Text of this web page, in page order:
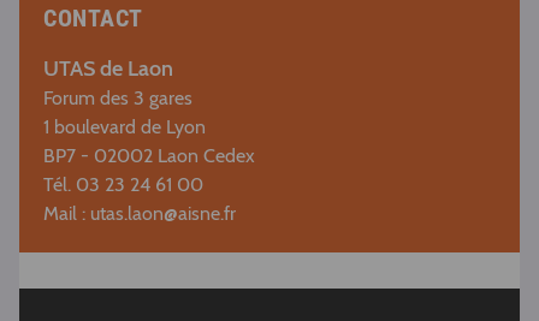
CONTACT
UTAS de Laon
Forum des 3 gares
1 boulevard de Lyon
BP7 - 02002 Laon Cedex
Tél. 03 23 24 61 00
Mail : utas.laon@aisne.fr